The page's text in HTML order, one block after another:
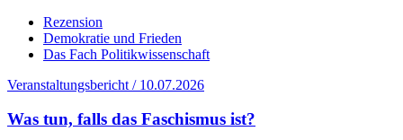
Rezension
Demokratie und Frieden
Das Fach Politikwissenschaft
Veranstaltungsbericht / 10.07.2026
Was tun, falls das Faschismus ist?